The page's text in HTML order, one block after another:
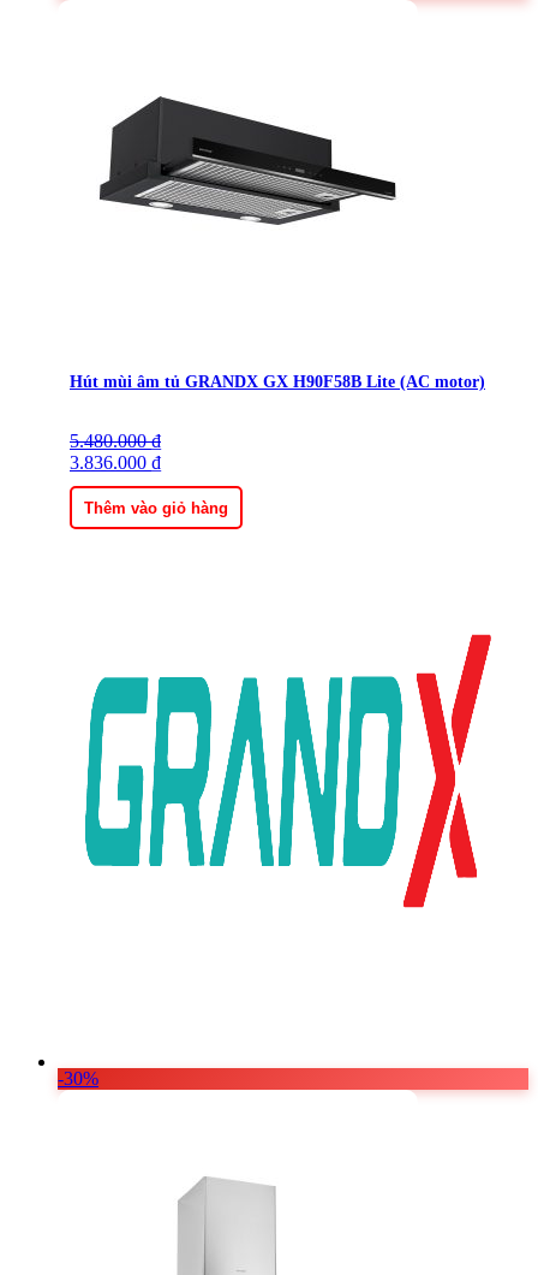
Hút mùi âm tủ GRANDX GX H90F58B Lite (AC motor)
5.480.000₫
Giá
gốc
là:
5.480.000 ₫.
3.836.000 ₫
Giá
hiện
tại
là:
3.836.000 ₫.
Thêm vào giỏ hàng
-30%